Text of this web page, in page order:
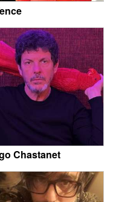
Chastanet